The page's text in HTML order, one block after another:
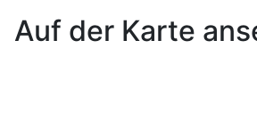
Auf der Karte